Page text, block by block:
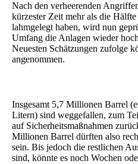
Nach den verheerenden
kürzester Zeit mehr als die
lahmgelegt haben, wird nun
Umfang die Anlagen wieder
Neuesten Schätzungen zufolge
angenommen.
Insgesamt 5,7 Millionen Barrel
Litern) sind weggefallen, zum
auf Sicherheitsmaßnahmen
Millionen Barrel dürften also
sein. Bis jedoch die restlichen
sind, könnte es noch Wochen